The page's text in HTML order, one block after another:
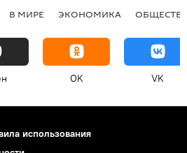
В МИРЕ ЭКОНОМИКА
OK VK
использования